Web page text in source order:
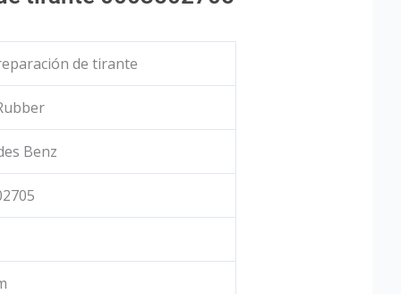
de tirante
Benz